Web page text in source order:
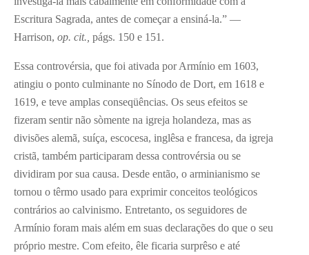
Escritura Sagrada, antes de começar a ensiná-la.” —
Harrison, op. cit., págs. 150 e 151.
Essa controvérsia, que foi ativada por Armínio em 1603,
atingiu o ponto culminante no Sínodo de Dort, em 1618 e
1619, e teve amplas conseqüências. Os seus efeitos se
fizeram sentir não sòmente na igreja holandeza, mas as
divisões alemã, suíça, escocesa, inglêsa e francesa, da igreja
cristã, também participaram dessa controvérsia ou se
dividiram por sua causa. Desde então, o arminianismo se
tornou o têrmo usado para exprimir conceitos teológicos
contrários ao calvinismo. Entretanto, os seguidores de
Armínio foram mais além em suas declarações do que o seu
próprio mestre. Com efeito, êle ficaria surprêso e até